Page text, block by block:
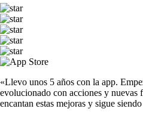
«Llevo unos 5 años con la app.
evolucionado con acciones y nuevas
encantan estas mejoras y sigue